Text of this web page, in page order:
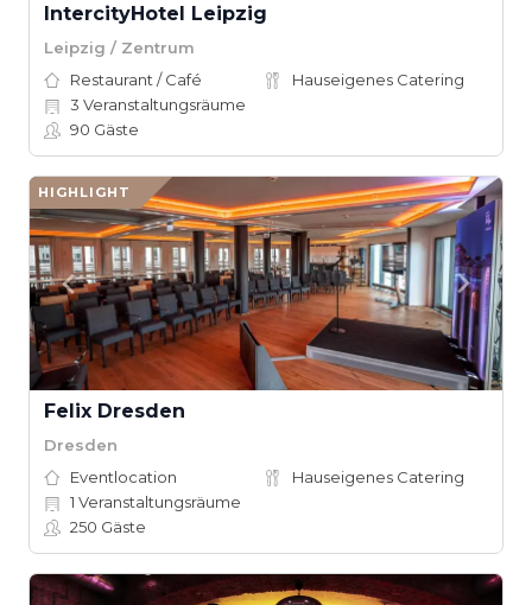
IntercityHotel Leipzig
Leipzig / Zentrum
Restaurant / Café
Hauseigenes Catering
3 Veranstaltungsräume
90 Gäste
HIGHLIGHT
Felix Dresden
Dresden
Eventlocation
Hauseigenes Catering
1 Veranstaltungsräume
250 Gäste